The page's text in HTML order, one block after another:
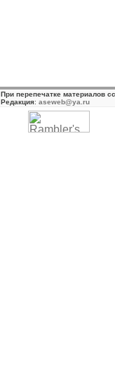
При перепечатке материалов
Редакция: aseweb@ya.ru